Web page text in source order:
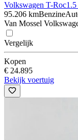
Volkswagen T-Roc
95.206 kmBenzine
Van Mossel
Vergelijk
Kopen
€ 24.895
Bekijk voertuig